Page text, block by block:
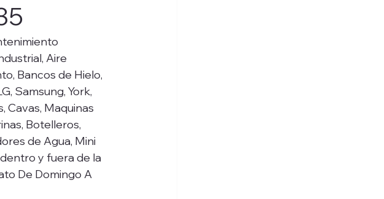
Beneficios de los Chillers
Aire
Bancos de Hielo,
Samsung, York,
Cavas, Maquinas
Botelleros,
de Agua, Mini
y fuera de la
De Domingo A